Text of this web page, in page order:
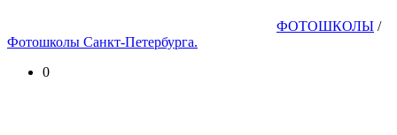
ФОТОШКОЛЫ /
Фотошколы Санкт-Петербурга.
0